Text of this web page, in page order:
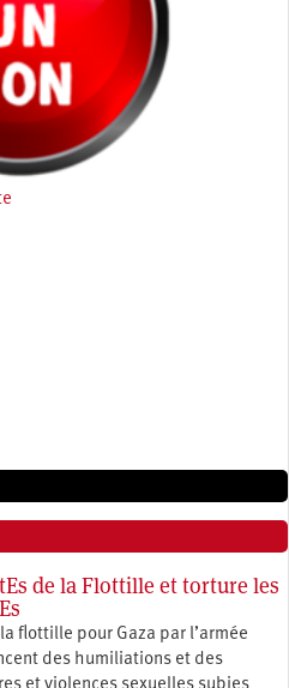
de la Flottille et torture les
flottille pour Gaza par l’armée
des humiliations et des